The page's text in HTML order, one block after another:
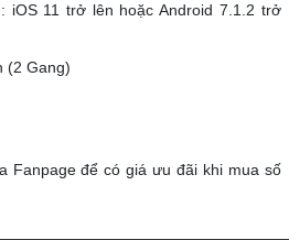
iOS 11 trở lên hoặc Android 7.1.2 trở
(2 Gang)
Fanpage để có giá ưu đãi khi mua số